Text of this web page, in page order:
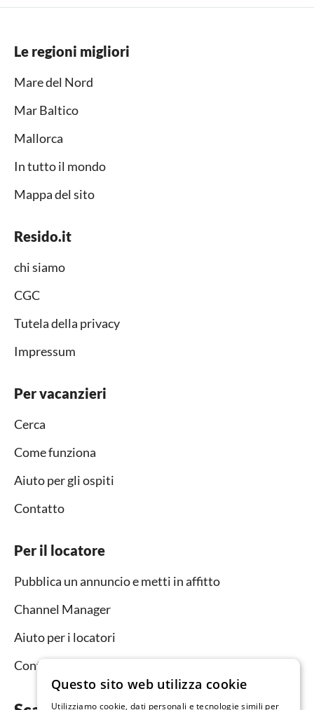
Le regioni migliori
Mare del Nord
Mar Baltico
Mallorca
In tutto il mondo
Mappa del sito
Resido.it
chi siamo
CGC
Tutela della privacy
Impressum
Per vacanzieri
Cerca
Come funziona
Aiuto per gli ospiti
Contatto
Per il locatore
Pubblica un annuncio e metti in affitto
Channel Manager
Aiuto per i locatori
Contatto
Questo sito web utilizza cookie
Utilizziamo cookie, dati personali e tecnologie simili per